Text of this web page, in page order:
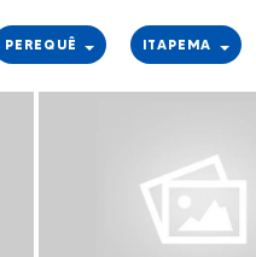
PEREQUÊ ITAPEMA